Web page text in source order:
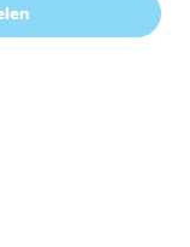
perfekt